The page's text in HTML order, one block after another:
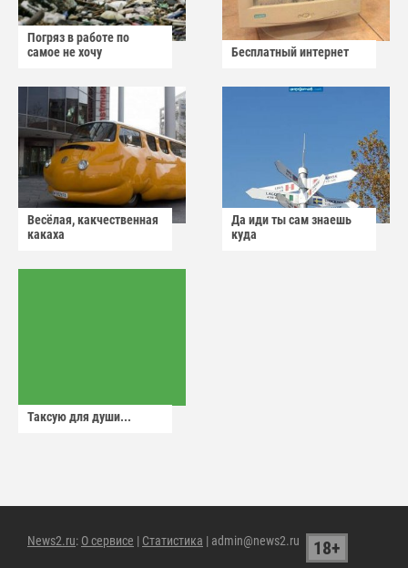
Погряз в работе по
самое не хочу
Бесплатный интернет
Весёлая, какчественная
какаха
Да иди ты сам знаешь
куда
Таксую для души...
News2.ru: О сервисе | Статистика | admin@news2.ru 18+